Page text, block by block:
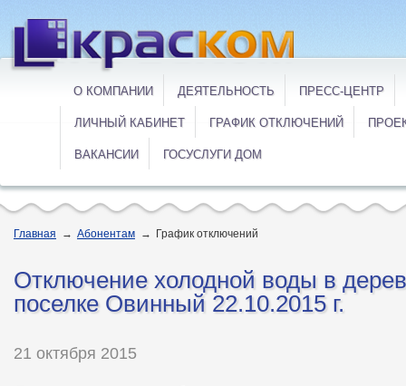
О КОМПАНИИ ДЕЯТЕЛЬНОСТЬ ПРЕСС-ЦЕНТР
ЛИЧНЫЙ КАБИНЕТ ГРАФИК ОТКЛЮЧЕНИЙ
ВАКАНСИИ ГОСУСЛУГИ ДОМ
Главная → Абонентам → График отключений
Отключение холодной воды в
поселке Овинный 22.10.2015 г.
21 октября 2015